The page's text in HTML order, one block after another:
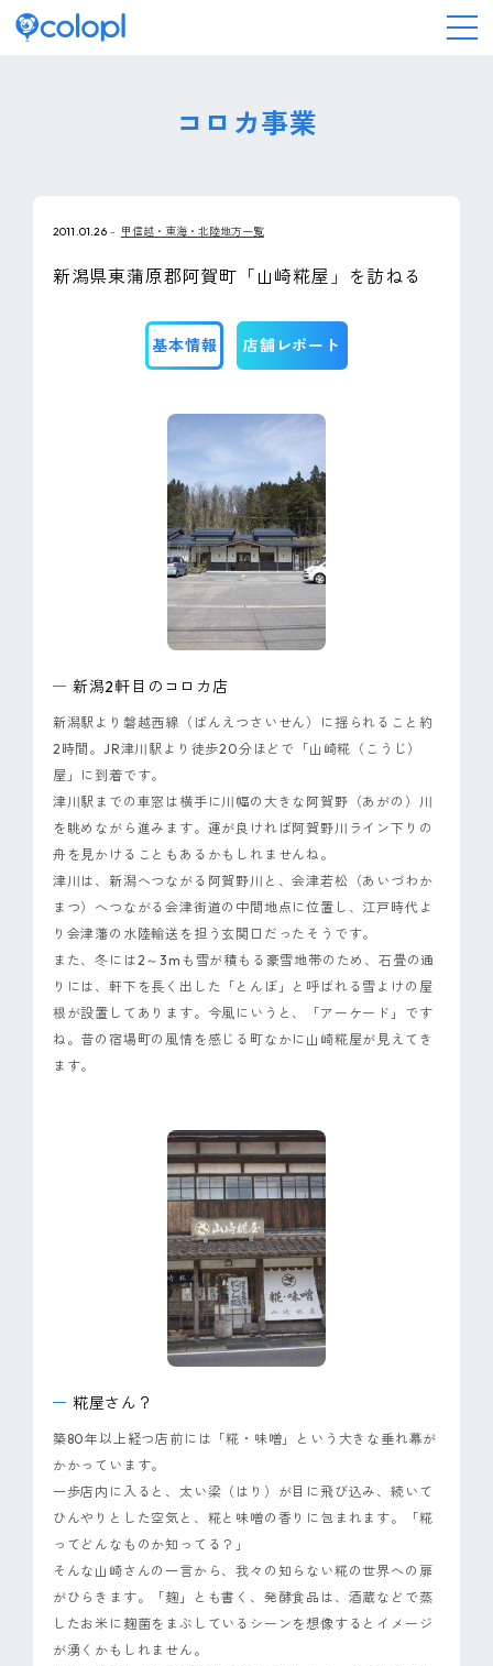
コロカ事業
2011.01.26 甲信越・東海・北陸地方一覧
新潟県東蒲原郡阿賀町「山崎糀屋」を訪ねる
基本情報 店舗レポート
新潟2軒目のコロカ店
新潟駅より磐越西線（ばんえつさいせん）に揺られること約
2時間。JR津川駅より徒歩20分ほどで「山崎糀（こうじ）
屋」に到着です。
津川駅までの車窓は横手に川幅の大きな阿賀野（あがの）川
を眺めながら進みます。運が良ければ阿賀野川ライン下りの
舟を見かけることもあるかもしれませんね。
津川は、新潟へつながる阿賀野川と、会津若松（あいづわか
まつ）へつながる会津街道の中間地点に位置し、江戸時代よ
り会津藩の水陸輸送を担う玄関口だったそうです。
また、冬には2～3mも雪が積もる豪雪地帯のため、石畳の通
りには、軒下を長く出した「とんぼ」と呼ばれる雪よけの屋
根が設置してあります。今風にいうと、「アーケード」です
ね。昔の宿場町の風情を感じる町なかに山崎糀屋が見えてき
ます。
糀屋さん？
築80年以上経つ店前には「糀・味噌」という大きな垂れ幕が
かかっています。
一歩店内に入ると、太い梁（はり）が目に飛び込み、続いて
ひんやりとした空気と、糀と味噌の香りに包まれます。「糀
ってどんなものか知ってる？」
そんな山崎さんの一言から、我々の知らない糀の世界への扉
がひらきます。「麹」とも書く、発酵食品は、酒蔵などで蒸
したお米に麹菌をまぶしているシーンを想像するとイメージ
が湧くかもしれません。